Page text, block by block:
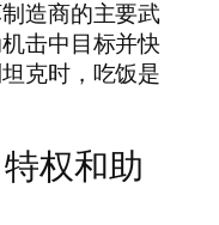
造商的主要武
击中目标并快
克时，吃饭是
权和助